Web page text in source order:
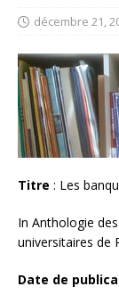
décembre 21,
Titre : Les
In Anthologie
universitaires de
Date de